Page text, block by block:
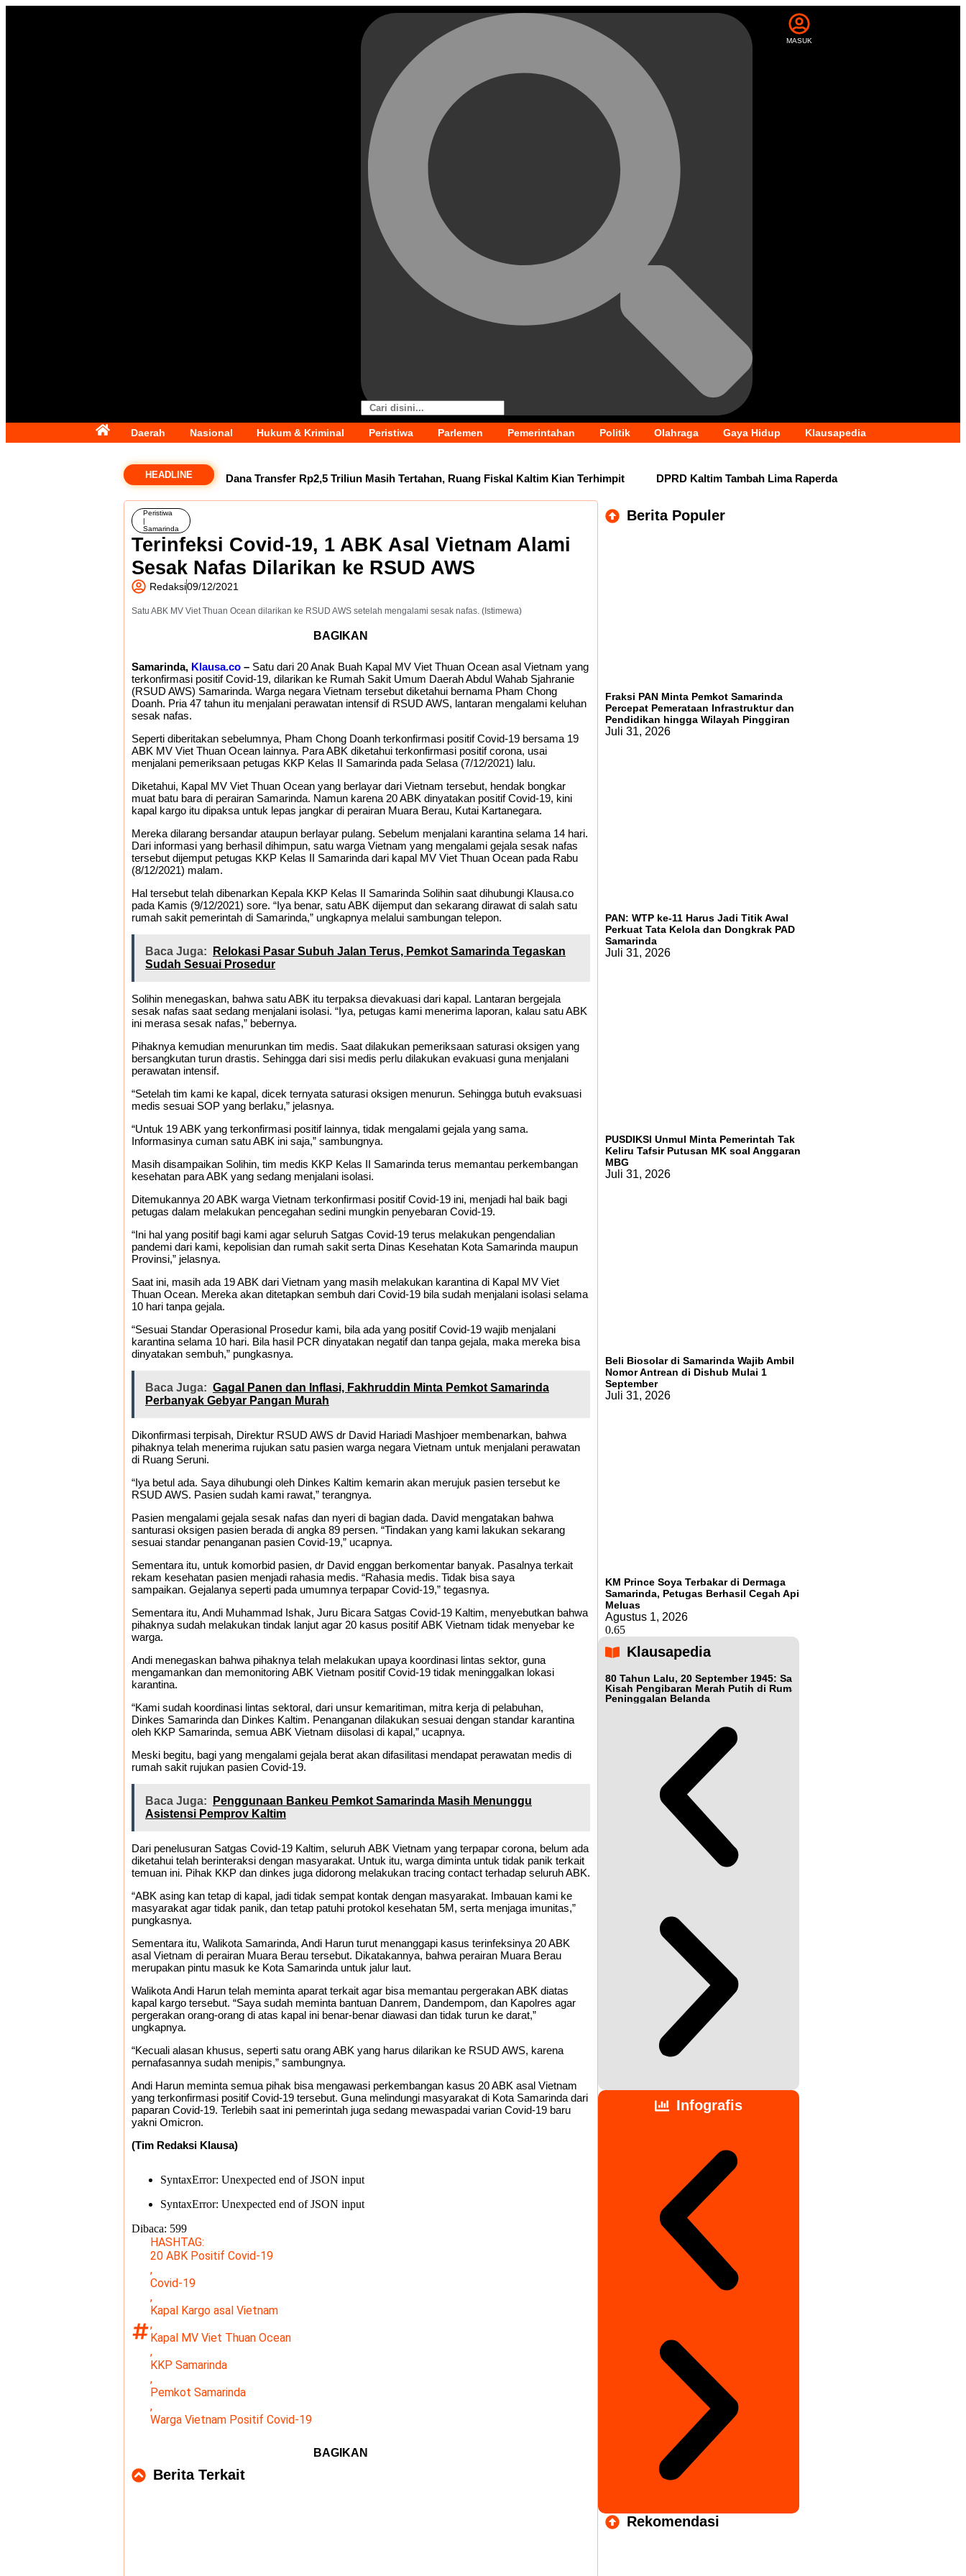
MASUK
Daerah Nasional Hukum & Kriminal Peristiwa Parlemen Pemerintahan Politik Olahraga Gaya Hidup Klausapedia
HEADLINE Dana Transfer Rp2,5 Triliun Masih Tertahan, Ruang Fiskal Kaltim Kian Terhimpit DPRD Kaltim Tambah Lima Raperda
di Luar Propemperda, Fokus Perkuat PAD dan Penyesuaian Organisasi Daerah Transfer Bankeu Fisik Belum Cair,
Kepala Daerah Khawatir Proyek Infrastruktur Terganggu 14 Jabatan Strategis Pemprov Kaltim Masih Kosong, BKD
Pastikan Dilakukan Objektif dan Terukur DPRD Samarinda Dukung Pembatasan Media Sosial untuk Anak, Suparno:
Kecanduan Gadget Sudah Meresahkan
Peristiwa
|
Samarinda
Terinfeksi Covid-19, 1 ABK Asal Vietnam Alami
Sesak Nafas Dilarikan ke RSUD AWS
Redaksi09/12/2021
Satu ABK MV Viet Thuan Ocean dilarikan ke RSUD AWS setelah mengalami sesak nafas. (Istimewa)
BAGIKAN
Samarinda, Klausa.co – Satu dari 20 Anak Buah Kapal MV Viet Thuan Ocean asal Vietnam yang
terkonfirmasi positif Covid-19, dilarikan ke Rumah Sakit Umum Daerah Abdul Wahab Sjahranie
(RSUD AWS) Samarinda. Warga negara Vietnam tersebut diketahui bernama Pham Chong
Doanh. Pria 47 tahun itu menjalani perawatan intensif di RSUD AWS, lantaran mengalami keluhan
sesak nafas.
Seperti diberitakan sebelumnya, Pham Chong Doanh terkonfirmasi positif Covid-19 bersama 19
ABK MV Viet Thuan Ocean lainnya. Para ABK diketahui terkonfirmasi positif corona, usai
menjalani pemeriksaan petugas KKP Kelas II Samarinda pada Selasa (7/12/2021) lalu.
Diketahui, Kapal MV Viet Thuan Ocean yang berlayar dari Vietnam tersebut, hendak bongkar
muat batu bara di perairan Samarinda. Namun karena 20 ABK dinyatakan positif Covid-19, kini
kapal kargo itu dipaksa untuk lepas jangkar di perairan Muara Berau, Kutai Kartanegara.
Mereka dilarang bersandar ataupun berlayar pulang. Sebelum menjalani karantina selama 14 hari.
Dari informasi yang berhasil dihimpun, satu warga Vietnam yang mengalami gejala sesak nafas
tersebut dijemput petugas KKP Kelas II Samarinda dari kapal MV Viet Thuan Ocean pada Rabu
(8/12/2021) malam.
Hal tersebut telah dibenarkan Kepala KKP Kelas II Samarinda Solihin saat dihubungi Klausa.co
pada Kamis (9/12/2021) sore. “Iya benar, satu ABK dijemput dan sekarang dirawat di salah satu
rumah sakit pemerintah di Samarinda,” ungkapnya melalui sambungan telepon.
Baca Juga:
Relokasi Pasar Subuh Jalan Terus, Pemkot Samarinda Tegaskan
Sudah Sesuai Prosedur
Solihin menegaskan, bahwa satu ABK itu terpaksa dievakuasi dari kapal. Lantaran bergejala
sesak nafas saat sedang menjalani isolasi. “Iya, petugas kami menerima laporan, kalau satu ABK
ini merasa sesak nafas,” bebernya.
Pihaknya kemudian menurunkan tim medis. Saat dilakukan pemeriksaan saturasi oksigen yang
bersangkutan turun drastis. Sehingga dari sisi medis perlu dilakukan evakuasi guna menjalani
perawatan intensif.
“Setelah tim kami ke kapal, dicek ternyata saturasi oksigen menurun. Sehingga butuh evaksuasi
medis sesuai SOP yang berlaku,” jelasnya.
“Untuk 19 ABK yang terkonfirmasi positif lainnya, tidak mengalami gejala yang sama.
Informasinya cuman satu ABK ini saja,” sambungnya.
Masih disampaikan Solihin, tim medis KKP Kelas II Samarinda terus memantau perkembangan
kesehatan para ABK yang sedang menjalani isolasi.
Ditemukannya 20 ABK warga Vietnam terkonfirmasi positif Covid-19 ini, menjadi hal baik bagi
petugas dalam melakukan pencegahan sedini mungkin penyebaran Covid-19.
“Ini hal yang positif bagi kami agar seluruh Satgas Covid-19 terus melakukan pengendalian
pandemi dari kami, kepolisian dan rumah sakit serta Dinas Kesehatan Kota Samarinda maupun
Provinsi,” jelasnya.
Saat ini, masih ada 19 ABK dari Vietnam yang masih melakukan karantina di Kapal MV Viet
Thuan Ocean. Mereka akan ditetapkan sembuh dari Covid-19 bila sudah menjalani isolasi selama
10 hari tanpa gejala.
“Sesuai Standar Operasional Prosedur kami, bila ada yang positif Covid-19 wajib menjalani
karantina selama 10 hari. Bila hasil PCR dinyatakan negatif dan tanpa gejala, maka mereka bisa
dinyatakan sembuh,” pungkasnya.
Baca Juga: Gagal Panen dan Inflasi, Fakhruddin Minta Pemkot Samarinda
Perbanyak Gebyar Pangan Murah
Dikonfirmasi terpisah, Direktur RSUD AWS dr David Hariadi Mashjoer membenarkan, bahwa
pihaknya telah menerima rujukan satu pasien warga negara Vietnam untuk menjalani perawatan
di Ruang Seruni.
“Iya betul ada. Saya dihubungi oleh Dinkes Kaltim kemarin akan merujuk pasien tersebut ke
RSUD AWS. Pasien sudah kami rawat,” terangnya.
Pasien mengalami gejala sesak nafas dan nyeri di bagian dada. David mengatakan bahwa
santurasi oksigen pasien berada di angka 89 persen. “Tindakan yang kami lakukan sekarang
sesuai standar penanganan pasien Covid-19,” ucapnya.
Sementara itu, untuk komorbid pasien, dr David enggan berkomentar banyak. Pasalnya terkait
rekam kesehatan pasien menjadi rahasia medis. “Rahasia medis. Tidak bisa saya
sampaikan. Gejalanya seperti pada umumnya terpapar Covid-19,” tegasnya.
Sementara itu, Andi Muhammad Ishak, Juru Bicara Satgas Covid-19 Kaltim, menyebutkan bahwa
pihaknya sudah melakukan tindak lanjut agar 20 kasus positif ABK Vietnam tidak menyebar ke
warga.
Andi menegaskan bahwa pihaknya telah melakukan upaya koordinasi lintas sektor, guna
mengamankan dan memonitoring ABK Vietnam positif Covid-19 tidak meninggalkan lokasi
karantina.
“Kami sudah koordinasi lintas sektoral, dari unsur kemaritiman, mitra kerja di pelabuhan,
Dinkes Samarinda dan Dinkes Kaltim. Penanganan dilakukan sesuai dengan standar karantina
oleh KKP Samarinda, semua ABK Vietnam diisolasi di kapal,” ucapnya.
Meski begitu, bagi yang mengalami gejala berat akan difasilitasi mendapat perawatan medis di
rumah sakit rujukan pasien Covid-19.
Baca Juga:
Penggunaan Bankeu Pemkot Samarinda Masih Menunggu
Asistensi Pemprov Kaltim
Dari penelusuran Satgas Covid-19 Kaltim, seluruh ABK Vietnam yang terpapar corona, belum ada
diketahui telah berinteraksi dengan masyarakat. Untuk itu, warga diminta untuk tidak panik terkait
temuan ini. Pihak KKP dan dinkes juga didorong melakukan tracing contact terhadap seluruh ABK.
“ABK asing kan tetap di kapal, jadi tidak sempat kontak dengan masyarakat. Imbauan kami ke
masyarakat agar tidak panik, dan tetap patuhi protokol kesehatan 5M, serta menjaga imunitas,”
pungkasnya.
Sementara itu, Walikota Samarinda, Andi Harun turut menanggapi kasus terinfeksinya 20 ABK
asal Vietnam di perairan Muara Berau tersebut. Dikatakannya, bahwa perairan Muara Berau
merupakan pintu masuk ke Kota Samarinda untuk jalur laut.
Walikota Andi Harun telah meminta aparat terkait agar bisa memantau pergerakan ABK diatas
kapal kargo tersebut. “Saya sudah meminta bantuan Danrem, Dandempom, dan Kapolres agar
pergerakan orang-orang di atas kapal ini benar-benar diawasi dan tidak turun ke darat,”
ungkapnya.
“Kecuali alasan khusus, seperti satu orang ABK yang harus dilarikan ke RSUD AWS, karena
pernafasannya sudah menipis,” sambungnya.
Andi Harun meminta semua pihak bisa mengawasi perkembangan kasus 20 ABK asal Vietnam
yang terkonfirmasi positif Covid-19 tersebut. Guna melindungi masyarakat di Kota Samarinda dari
paparan Covid-19. Terlebih saat ini pemerintah juga sedang mewaspadai varian Covid-19 baru
yakni Omicron.
(Tim Redaksi Klausa)
SyntaxError: Unexpected end of JSON input
SyntaxError: Unexpected end of JSON input
Dibaca: 599
HASHTAG:
20 ABK Positif Covid-19
,
Covid-19
,
Kapal Kargo asal Vietnam
,
Kapal MV Viet Thuan Ocean
,
KKP Samarinda
,
Pemkot Samarinda
,
Warga Vietnam Positif Covid-19
BAGIKAN
Berita Terkait
Berita Populer
Fraksi PAN Minta Pemkot Samarinda
Percepat Pemerataan Infrastruktur dan
Pendidikan hingga Wilayah Pinggiran
Juli 31, 2026
PAN: WTP ke-11 Harus Jadi Titik Awal
Perkuat Tata Kelola dan Dongkrak PAD
Samarinda
Juli 31, 2026
PUSDIKSI Unmul Minta Pemerintah Tak
Keliru Tafsir Putusan MK soal Anggaran
MBG
Juli 31, 2026
Beli Biosolar di Samarinda Wajib Ambil
Nomor Antrean di Dishub Mulai 1
September
Juli 31, 2026
KM Prince Soya Terbakar di Dermaga
Samarinda, Petugas Berhasil Cegah Api
Meluas
Agustus 1, 2026
Klausapedia
80 Tahun Lalu, 20 September 1945: Samarinda dan
Kisah Pengibaran Merah Putih di Rumah
Peninggalan Belanda
Infografis
Rekomendasi